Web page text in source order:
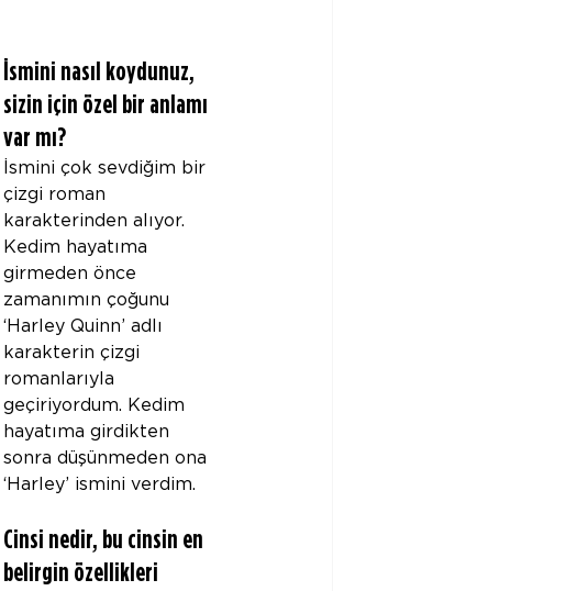
İsmini nasıl koydunuz,
sizin için özel bir anlamı
var mı?
İsmini çok sevdiğim bir
çizgi roman
karakterinden alıyor.
Kedim hayatıma
girmeden önce
zamanımın çoğunu
‘Harley Quinn’ adlı
karakterin çizgi
romanlarıyla
geçiriyordum. Kedim
hayatıma girdikten
sonra düşünmeden ona
‘Harley’ ismini verdim.
Cinsi nedir, bu cinsin en
belirgin özellikleri